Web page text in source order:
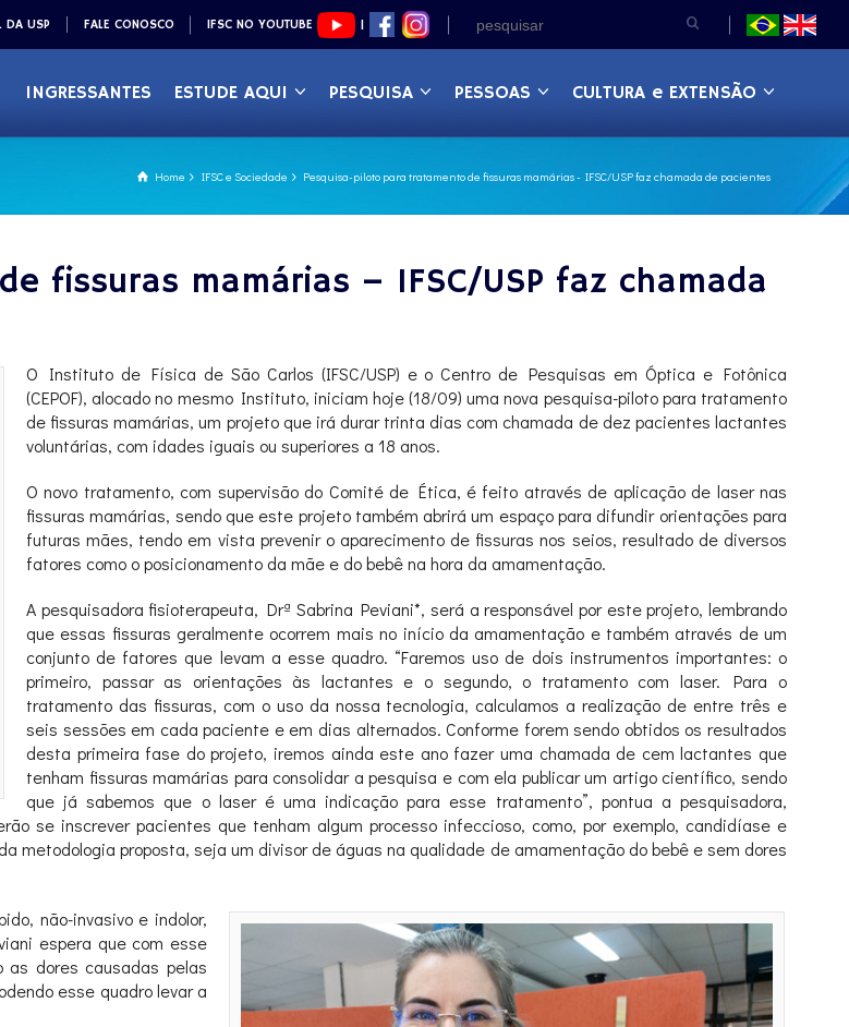
DA USP FALE CONOSCO IFSC NO YOUTUBE |
INGRESSANTES ESTUDE AQUI PESQUISA PESSOAS CULTURA e EXTENSÃO
Home IFSC e Sociedade Pesquisa-piloto para tratamento de fissuras mamárias - IFSC/USP faz chamada de pacientes
fissuras mamárias – IFSC/USP faz chamada
O Instituto de Física de São Carlos (IFSC/USP) e o Centro de Pesquisas em Óptica e Fotônica
(CEPOF), alocado no mesmo Instituto, iniciam hoje (18/09) uma nova pesquisa-piloto para tratamento
de fissuras mamárias, um projeto que irá durar trinta dias com chamada de dez pacientes lactantes
voluntárias, com idades iguais ou superiores a 18 anos.
O novo tratamento, com supervisão do Comité de Ética, é feito através de aplicação de laser nas
fissuras mamárias, sendo que este projeto também abrirá um espaço para difundir orientações para
futuras mães, tendo em vista prevenir o aparecimento de fissuras nos seios, resultado de diversos
fatores como o posicionamento da mãe e do bebê na hora da amamentação.
A pesquisadora fisioterapeuta, Drª Sabrina Peviani*, será a responsável por este projeto, lembrando
que essas fissuras geralmente ocorrem mais no início da amamentação e também através de um
conjunto de fatores que levam a esse quadro. “Faremos uso de dois instrumentos importantes: o
primeiro, passar as orientações às lactantes e o segundo, o tratamento com laser. Para o
tratamento das fissuras, com o uso da nossa tecnologia, calculamos a realização de entre três e
seis sessões em cada paciente e em dias alternados. Conforme forem sendo obtidos os resultados
desta primeira fase do projeto, iremos ainda este ano fazer uma chamada de cem lactantes que
tenham fissuras mamárias para consolidar a pesquisa e com ela publicar um artigo científico, sendo
que já sabemos que o laser é uma indicação para esse tratamento”, pontua a pesquisadora,
se inscrever pacientes que tenham algum processo infeccioso, como, por exemplo, candidíase e
metodologia proposta, seja um divisor de águas na qualidade de amamentação do bebê e sem dores
não-invasivo e indolor,
espera que com esse
as dores causadas pelas
esse quadro levar a